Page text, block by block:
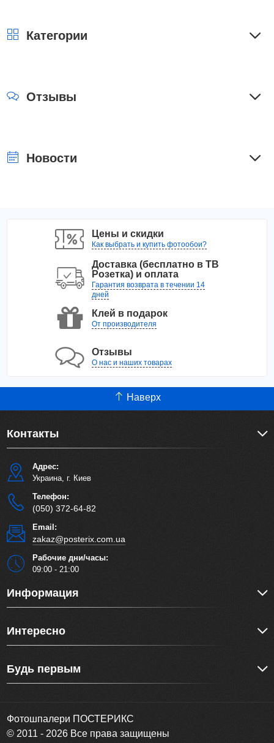
Категории
Отзывы
Новости
Цены и скидки
Как выбрать и купить фотообои?
Доставка (бесплатно в ТВ
Розетка) и оплата
Гарантия возврата в течении 14
дней
Клей в подарок
От производителя
Отзывы
О нас и наших товарах
Наверх
Контакты
Адрес:
Украина, г. Киев
Телефон:
(050) 372-64-82
Email:
zakaz@posterix.com.ua
Рабочие дни/часы:
09:00 - 21:00
Информация
Интересно
Будь первым
Фотошпалери ПОСТЕРИКС
© 2011 - 2026 Все права защищены